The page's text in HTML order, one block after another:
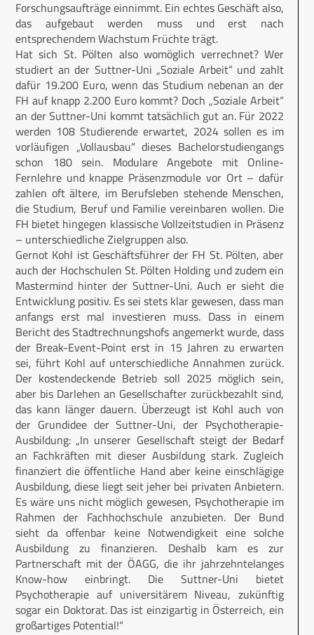
Forschungsaufträge einnimmt. Ein echtes Geschäft also,
das aufgebaut werden muss und erst nach
entsprechendem Wachstum Früchte trägt.
Hat sich St. Pölten also womöglich verrechnet? Wer
studiert an der Suttner-Uni „Soziale Arbeit“ und zahlt
dafür 19.200 Euro, wenn das Studium nebenan an der
FH auf knapp 2.200 Euro kommt? Doch „Soziale Arbeit“
an der Suttner-Uni kommt tatsächlich gut an. Für 2022
werden 108 Studierende erwartet, 2024 sollen es im
vorläufigen „Vollausbau“ dieses Bachelorstudiengangs
schon 180 sein. Modulare Angebote mit Online-
Fernlehre und knappe Präsenzmodule vor Ort – dafür
zahlen oft ältere, im Berufsleben stehende Menschen,
die Studium, Beruf und Familie vereinbaren wollen. Die
FH bietet hingegen klassische Vollzeitstudien in Präsenz
– unterschiedliche Zielgruppen also.
Gernot Kohl ist Geschäftsführer der FH St. Pölten, aber
auch der Hochschulen St. Pölten Holding und zudem ein
Mastermind hinter der Suttner-Uni. Auch er sieht die
Entwicklung positiv. Es sei stets klar gewesen, dass man
anfangs erst mal investieren muss. Dass in einem
Bericht des Stadtrechnungshofs angemerkt wurde, dass
der Break-Event-Point erst in 15 Jahren zu erwarten
sei, führt Kohl auf unterschiedliche Annahmen zurück.
Der kostendeckende Betrieb soll 2025 möglich sein,
aber bis Darlehen an Gesellschafter zurückbezahlt sind,
das kann länger dauern. Überzeugt ist Kohl auch von
der Grundidee der Suttner-Uni, der Psychotherapie-
Ausbildung: „In unserer Gesellschaft steigt der Bedarf
an Fachkräften mit dieser Ausbildung stark. Zugleich
finanziert die öffentliche Hand aber keine einschlägige
Ausbildung, diese liegt seit jeher bei privaten Anbietern.
Es wäre uns nicht möglich gewesen, Psychotherapie im
Rahmen der Fachhochschule anzubieten. Der Bund
sieht da offenbar keine Notwendigkeit eine solche
Ausbildung zu finanzieren. Deshalb kam es zur
Partnerschaft mit der ÖAGG, die ihr jahrzehntelanges
Know-how einbringt. Die Suttner-Uni bietet
Psychotherapie auf universitärem Niveau, zukünftig
sogar ein Doktorat. Das ist einzigartig in Österreich, ein
großartiges Potential!“